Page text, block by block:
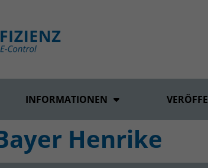
INFORMATIONEN
Henrike